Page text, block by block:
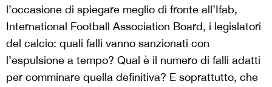
l’occasione di spiegare meglio di fronte all’Ifab,
International Football Association Board, i legislatori
del calcio: quali falli vanno sanzionati con
l’espulsione a tempo? Qual è il numero di falli adatti
per comminare quella definitiva? E soprattutto, che